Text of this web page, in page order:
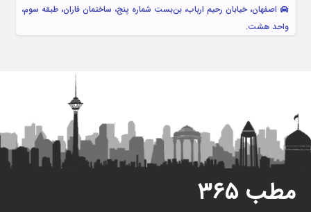
اصفهان، خیابان رحیم ارباب، بن‌بست شماره پنج، ساختمان فاران، طبقه سوم،
واحد هشت.
مطب ۳۶۵